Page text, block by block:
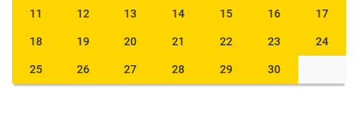
11 12 13 14 15 16 17
18 19 20 21 22 23 24
25 26 27 28 29 30